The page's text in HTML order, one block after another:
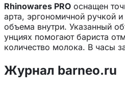
Rhinowares PRO оснащен
арта, эргономичной ручкой
объема внутри. Указанный
унциях помогают бариста
количество молока. В часы
количество молочных
Журнал barneo.ru